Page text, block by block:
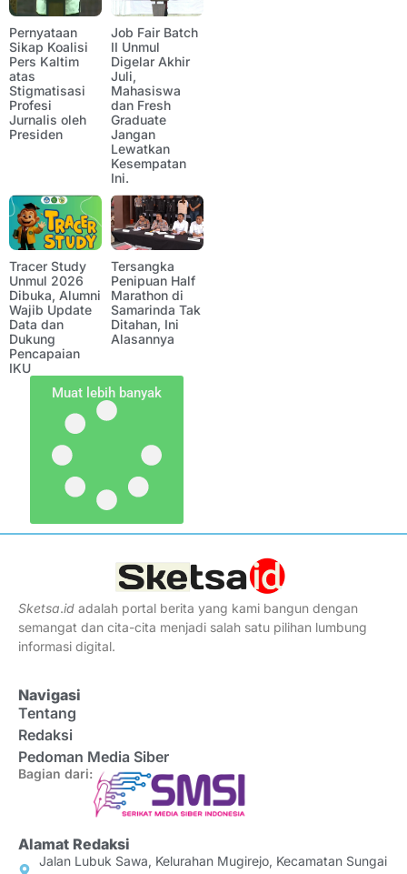
Pernyataan
Sikap Koalisi
Pers Kaltim
atas
Stigmatisasi
Profesi
Jurnalis oleh
Presiden
Job Fair Batch
II Unmul
Digelar Akhir
Juli,
Mahasiswa
dan Fresh
Graduate
Jangan
Lewatkan
Kesempatan
Ini.
Tracer Study
Unmul 2026
Dibuka, Alumni
Wajib Update
Data dan
Dukung
Pencapaian
IKU
Tersangka
Penipuan Half
Marathon di
Samarinda Tak
Ditahan, Ini
Alasannya
Muat lebih banyak
Sketsa.id adalah portal berita yang kami bangun dengan
semangat dan cita-cita menjadi salah satu pilihan lumbung
informasi digital.
Navigasi
Tentang
Redaksi
Pedoman Media Siber
Bagian dari:
Alamat Redaksi
Jalan Lubuk Sawa, Kelurahan Mugirejo, Kecamatan Sungai